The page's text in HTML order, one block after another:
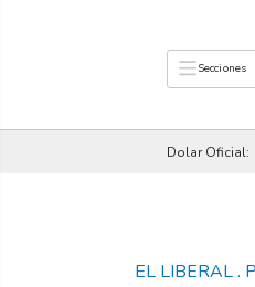
Secciones
Dolar Oficial:
EL LIBERAL.